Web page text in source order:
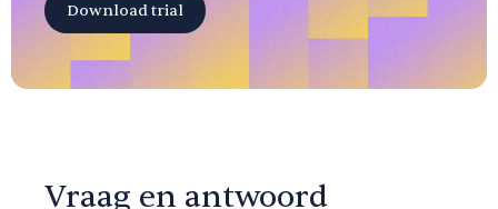
Download trial
Vraag en antwoord